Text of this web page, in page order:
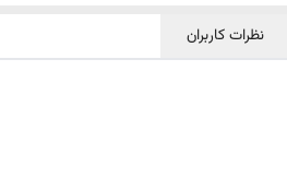
نظرات کاربران